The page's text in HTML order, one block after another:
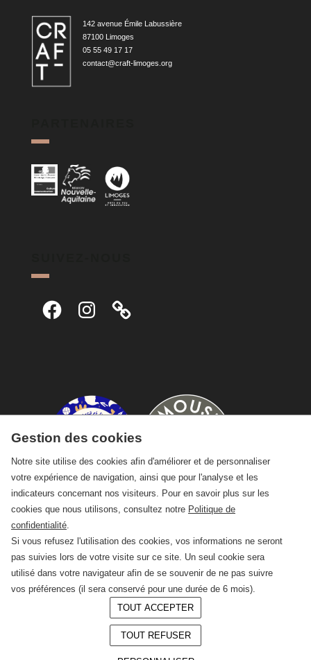
142 avenue Émile Labussière
87100 Limoges
05 55 49 17 17
contact@craft-limoges.org
FacebookInstagram
© 2026 —CRAFT Limoges
Gestion des cookies
Notre site utilise des cookies afin d'améliorer et de personnaliser
votre expérience de navigation, ainsi que pour l'analyse et les
indicateurs concernant nos visiteurs. Pour en savoir plus sur les
cookies que nous utilisons, consultez notre Politique de
confidentialité
Si vous refusez l'utilisation des cookies, vos informations ne seront
pas suivies lors de votre visite sur ce site. Un seul cookie sera
utilisé dans votre navigateur afin de se souvenir de ne pas suivre
vos préférences (il sera conservé pour une durée de 6 mois).
TOUT ACCEPTER
TOUT REFUSER